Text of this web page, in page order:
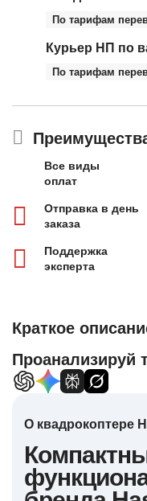
По тарифам
Курьер НП по
По тарифам
Все виды
оплат
Отправка в день
заказа
Поддержка
эксперта
Краткое
Проанализируй
О квадрокоптере